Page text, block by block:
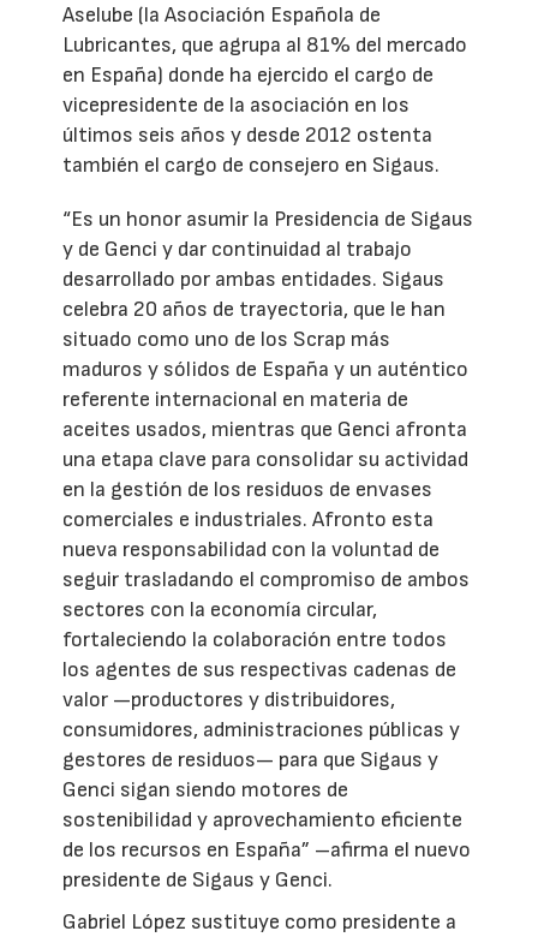
Aselube (la Asociación Española de
Lubricantes, que agrupa al 81% del mercado
en España) donde ha ejercido el cargo de
vicepresidente de la asociación en los
últimos seis años y desde 2012 ostenta
también el cargo de consejero en Sigaus.
“Es un honor asumir la Presidencia de Sigaus
y de Genci y dar continuidad al trabajo
desarrollado por ambas entidades. Sigaus
celebra 20 años de trayectoria, que le han
situado como uno de los Scrap más
maduros y sólidos de España y un auténtico
referente internacional en materia de
aceites usados, mientras que Genci afronta
una etapa clave para consolidar su actividad
en la gestión de los residuos de envases
comerciales e industriales. Afronto esta
nueva responsabilidad con la voluntad de
seguir trasladando el compromiso de ambos
sectores con la economía circular,
fortaleciendo la colaboración entre todos
los agentes de sus respectivas cadenas de
valor —productores y distribuidores,
consumidores, administraciones públicas y
gestores de residuos— para que Sigaus y
Genci sigan siendo motores de
sostenibilidad y aprovechamiento eficiente
de los recursos en España” –afirma el nuevo
presidente de Sigaus y Genci.
Gabriel López sustituye como presidente a